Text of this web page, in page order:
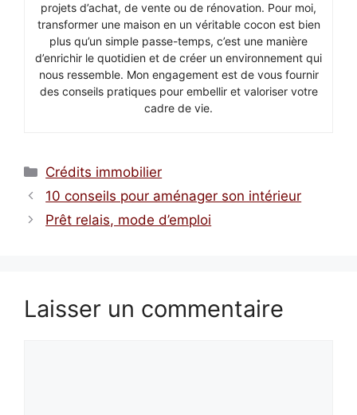
projets d’achat, de vente ou de rénovation. Pour moi,
transformer une maison en un véritable cocon est bien
plus qu’un simple passe-temps, c’est une manière
d’enrichir le quotidien et de créer un environnement qui
nous ressemble. Mon engagement est de vous fournir
des conseils pratiques pour embellir et valoriser votre
cadre de vie.
Catégories
Crédits immobilier
10 conseils pour aménager son intérieur
Prêt relais, mode d’emploi
Laisser un commentaire